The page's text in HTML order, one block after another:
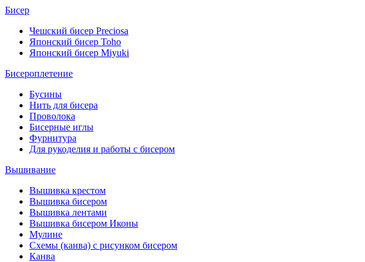
Бисер
Чешский бисер Preciosa
Японский бисер Toho
Японский бисер Miyuki
Бисероплетение
Бусины
Нить для бисера
Проволока
Бисерные иглы
Фурнитура
Для рукоделия и работы с бисером
Вышивание
Вышивка крестом
Вышивка бисером
Вышивка лентами
Вышивка бисером Иконы
Мулине
Схемы (канва) с рисунком бисером
Канва